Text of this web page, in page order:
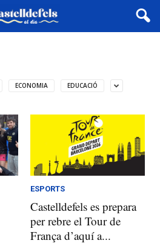
ECONOMIA EDUCACIÓ
ESPORTS
Castelldefels es prepara
per rebre el Tour de
França d’aquí a...